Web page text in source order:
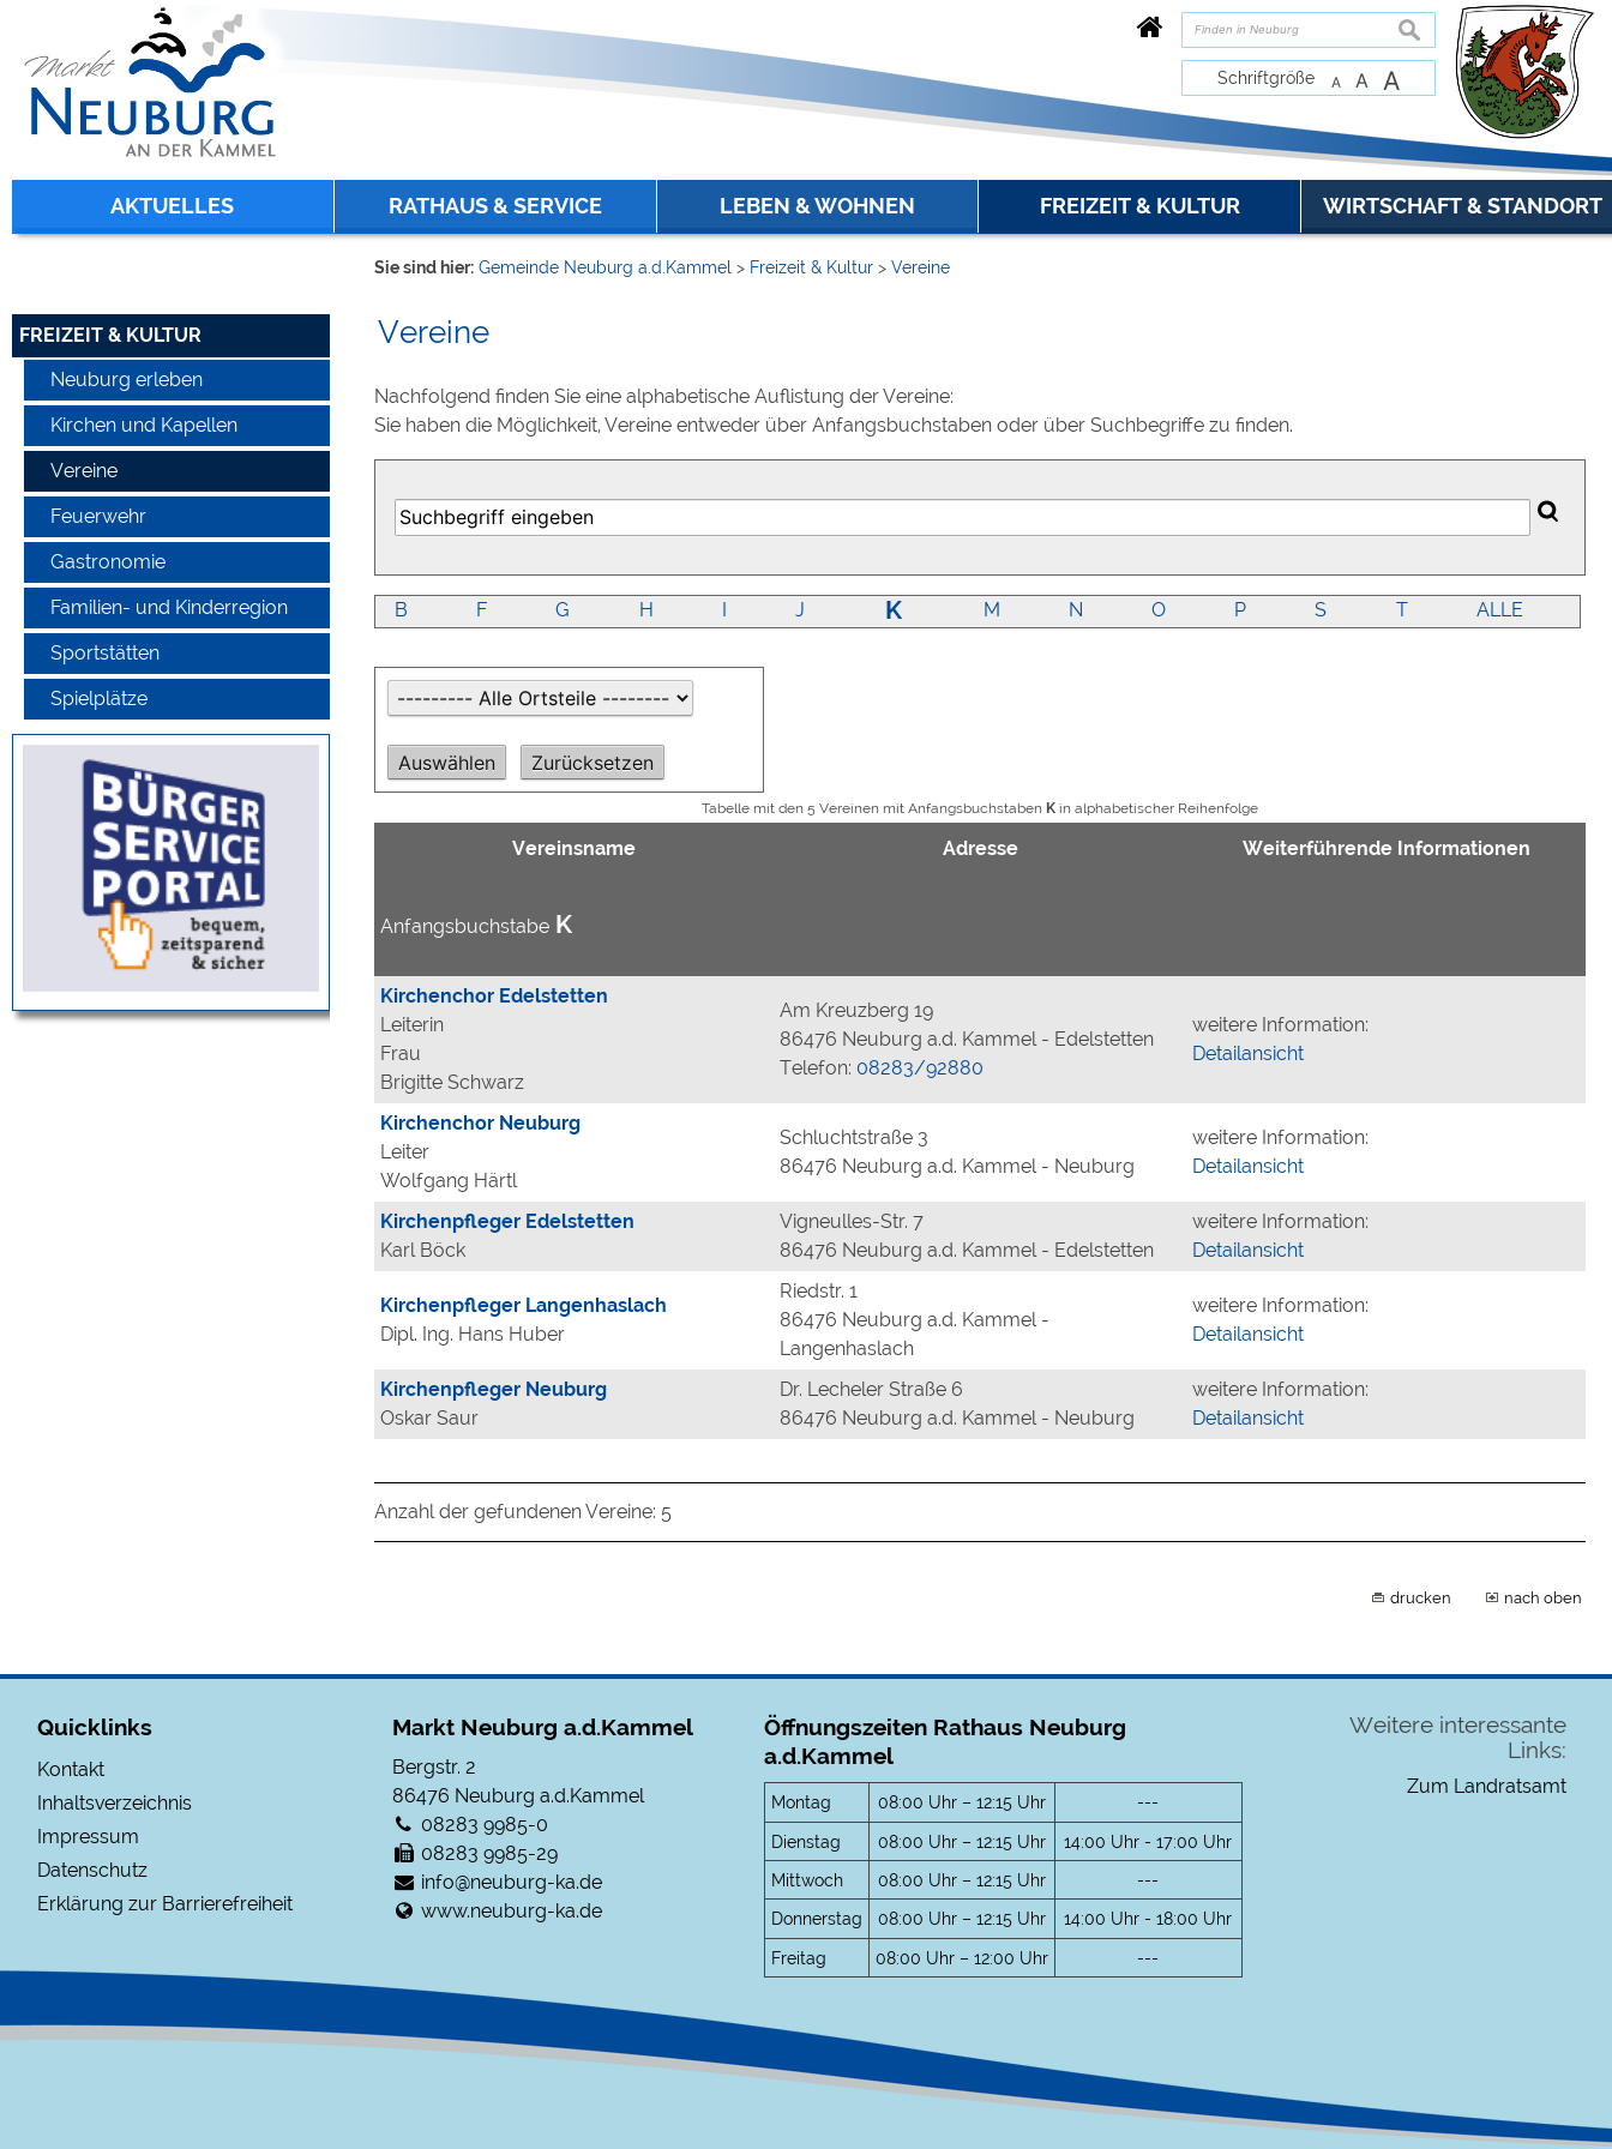
zur Navigation oder zur Startseitespringen.
suchen
Schriftgröße A A A
AKTUELLES RATHAUS & SERVICE LEBEN & WOHNEN FREIZEIT & KULTUR WIRTSCHAFT & STANDORT
FREIZEIT & KULTUR
Neuburg erleben
Kirchen und Kapellen
Vereine
Feuerwehr
Gastronomie
Familien- und Kinderregion
Sportstätten
Spielplätze
Sie sind hier: Gemeinde Neuburg a.d.Kammel > Freizeit & Kultur > Vereine
Vereine
Nachfolgend finden Sie eine alphabetische Auflistung der Vereine:
Sie haben die Möglichkeit, Vereine entweder über Anfangsbuchstaben oder über Suchbegriffe zu finden.
B F G H I J K M N O P S T ALLE
Tabelle mit den 5 Vereinen mit Anfangsbuchstaben K in alphabetischer Reihenfolge
Vereinsname Adresse Weiterführende Informationen
Anfangsbuchstabe K
Kirchenchor Edelstetten
Leiterin
Frau
Brigitte Schwarz
Am Kreuzberg 19
86476 Neuburg a.d. Kammel - Edelstetten
Telefon: 08283/92880
weitere Information:
Detailansicht
Kirchenchor Neuburg
Leiter
Wolfgang Härtl
Schluchtstraße 3
86476 Neuburg a.d. Kammel - Neuburg
weitere Information:
Detailansicht
Kirchenpfleger Edelstetten
Karl Böck
Vigneulles-Str. 7
86476 Neuburg a.d. Kammel - Edelstetten
weitere Information:
Detailansicht
Kirchenpfleger Langenhaslach
Dipl. Ing. Hans Huber
Riedstr. 1
86476 Neuburg a.d. Kammel -
Langenhaslach
weitere Information:
Detailansicht
Kirchenpfleger Neuburg
Oskar Saur
Dr. Lecheler Straße 6
86476 Neuburg a.d. Kammel - Neuburg
weitere Information:
Detailansicht
Anzahl der gefundenen Vereine: 5
drucken nach oben
Quicklinks
Kontakt
Inhaltsverzeichnis
Impressum
Datenschutz
Erklärung zur Barrierefreiheit
Markt Neuburg a.d.Kammel
Bergstr. 2
86476 Neuburg a.d.Kammel
08283 9985-0
08283 9985-29
info@neuburg-ka.de
www.neuburg-ka.de
Öffnungszeiten Rathaus Neuburg
a.d.Kammel
Montag 08:00 Uhr – 12:15 Uhr
---
Dienstag
08:00 Uhr – 12:15 Uhr
14:00 Uhr - 17:00 Uhr
Mittwoch
08:00 Uhr – 12:15 Uhr
---
Donnerstag
08:00 Uhr – 12:15 Uhr
14:00 Uhr - 18:00 Uhr
Freitag
08:00 Uhr – 12:00 Uhr ---
Weitere interessante
Links:
Zum Landratsamt